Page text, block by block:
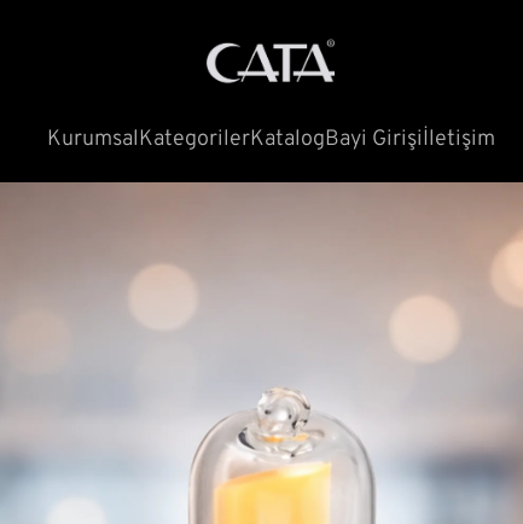
KurumsalKategorilerKatalogBayi Girişiİletişim